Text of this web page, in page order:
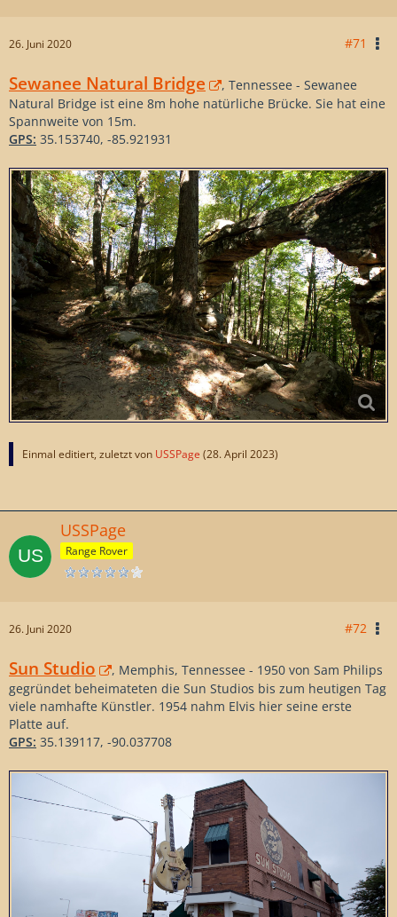
26. Juni 2020 #71
Sewanee Natural Bridge
, Tennessee - Sewanee
Natural Bridge ist eine 8m hohe natürliche Brücke. Sie hat eine
Spannweite von 15m.
GPS: 35.153740, -85.921931
Einmal editiert, zuletzt von USSPage (28. April 2023)
USSPage
Range Rover
26. Juni 2020 #72
Sun Studio
, Memphis, Tennessee - 1950 von Sam Philips
gegründet beheimateten die Sun Studios bis zum heutigen Tag
viele namhafte Künstler. 1954 nahm Elvis hier seine erste
Platte auf.
GPS: 35.139117, -90.037708